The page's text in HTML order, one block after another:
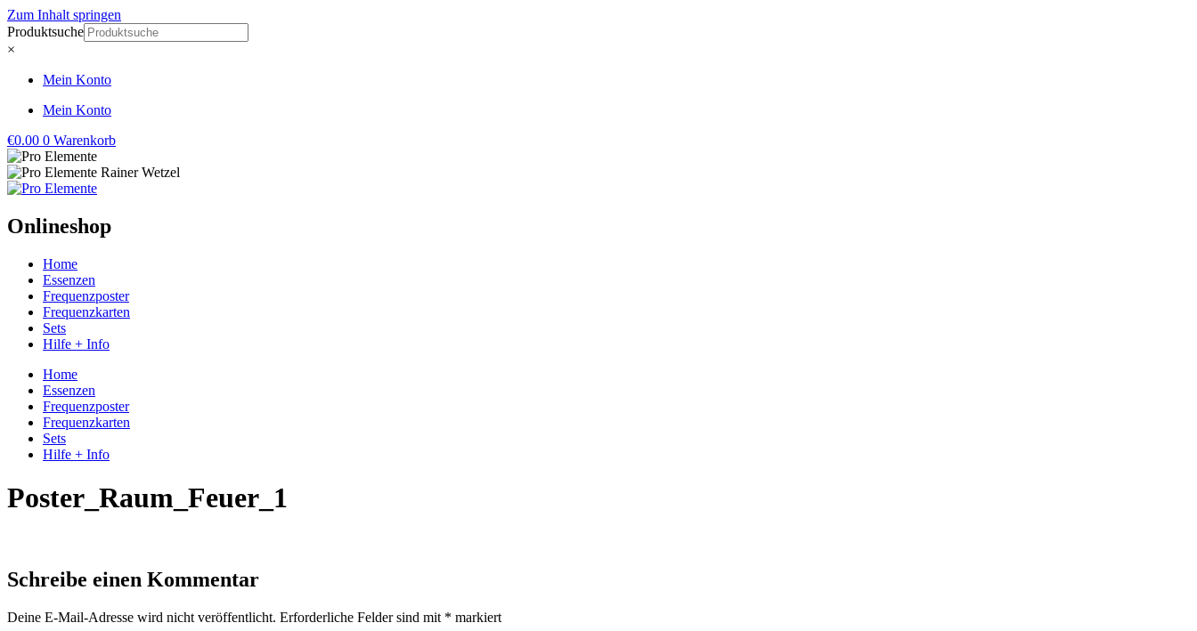
Zum Inhalt springen
Produktsuche
×
Mein Konto
Mein Konto
€0.00 0 Warenkorb
Onlineshop
Home
Essenzen
Frequenzposter
Frequenzkarten
Sets
Hilfe + Info
Home
Essenzen
Frequenzposter
Frequenzkarten
Sets
Hilfe + Info
Poster_Raum_Feuer_1
Schreibe einen Kommentar
Deine E-Mail-Adresse wird nicht veröffentlicht. Erforderliche Felder sind mit * markiert